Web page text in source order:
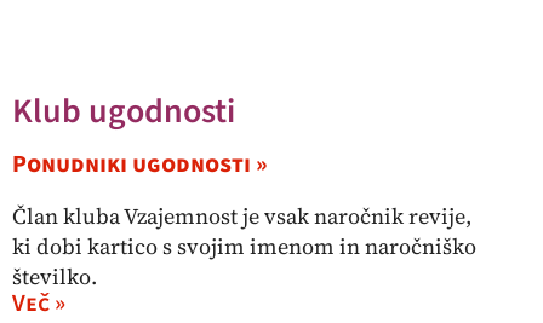
Klub ugodnosti
Ponudniki ugodnosti »
Član kluba Vzajemnost je vsak naročnik revije,
ki dobi kartico s svojim imenom in naročniško
številko.
Več »